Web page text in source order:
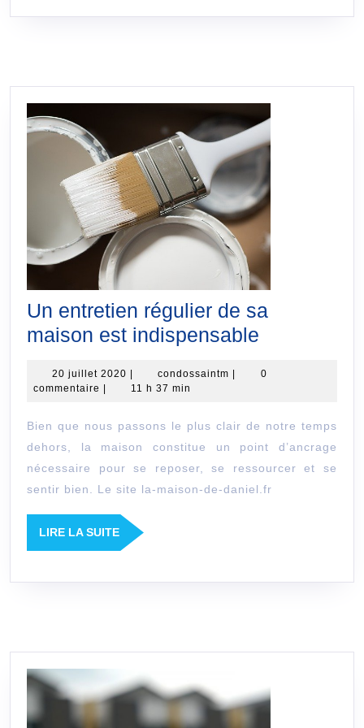
Un entretien régulier de sa
maison est indispensable
régulier
sa
maison
est
20 juillet 2020 20
juillet
condossaintm condossaintm
0
commentaire
11 h 37 min
Bien que nous passons le plus clair de notre temps
dehors, la maison constitue un point d’ancrage
nécessaire pour se reposer, se ressourcer et se
sentir bien. Le site la-maison-de-daniel.fr
LIRE LA SUITELIRE
LA